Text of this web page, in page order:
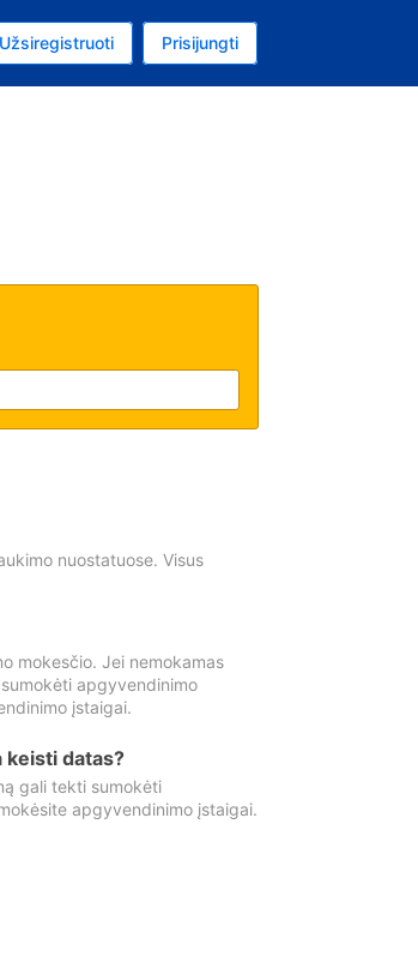
doleris
Užsiregistruoti Prisijungti
nuostatuose. Visus
mokesčio. Jei nemokamas
apgyvendinimo
įstaigai.
keisti datas?
gali tekti sumokėti
apgyvendinimo įstaigai.